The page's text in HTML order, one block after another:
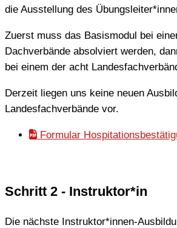
die Ausstellung des
Zuerst muss das Basismodul bei
Dachverbände absolviert werden,
bei einem der acht
Derzeit liegen uns keine neuen
Landesfachverbände vor.
Formular
Schritt 2 - Instruktor*in
Die nächste Instruktor*innen-